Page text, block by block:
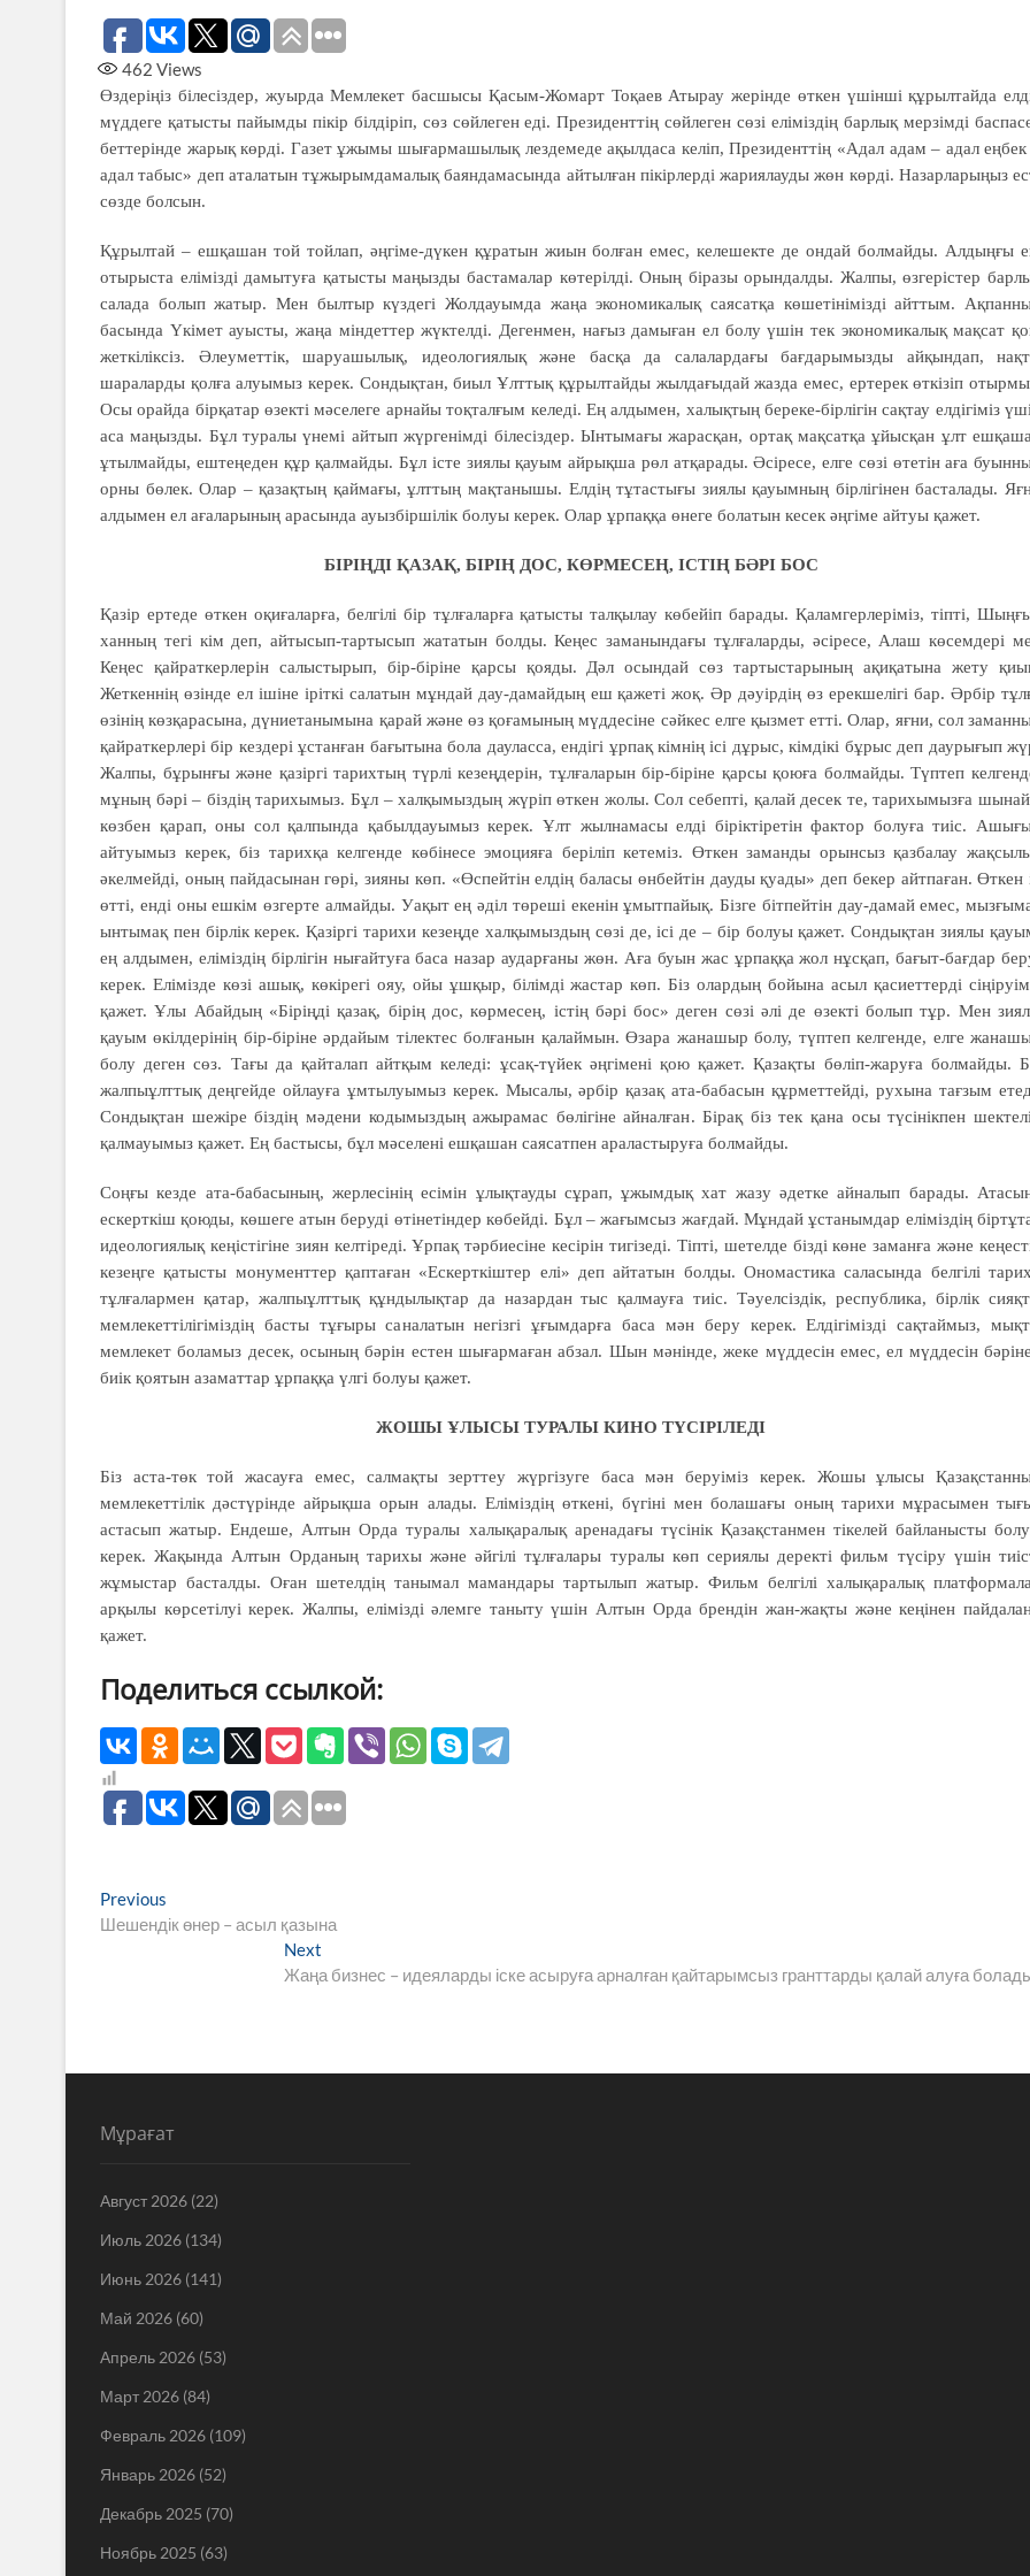
462 Views
Өздеріңіз білесіздер, жуырда Мемлекет басшысы Қасым-Жомарт Тоқаев Атырау жерінде өткен үшінші құрылтайда
мүддеге қатысты пайымды пікір білдіріп, сөз сөйлеген еді. Президенттің сөйлеген сөзі еліміздің барлық мерзімді
беттерінде жарық көрді. Газет ұжымы шығармашылық лездемеде ақылдаса келіп, Президенттің «Адал адам – адал
адал табыс» деп аталатын тұжырымдамалық баяндамасында айтылған пікірлерді жариялауды жөн көрді. Назарларыңыз
сөзде болсын.
Құрылтай – ешқашан той тойлап, әңгіме-дүкен құратын жиын болған емес, келешекте де ондай болмайды. Алдыңғы
отырыста елімізді дамытуға қатысты маңызды бастамалар көтерілді. Оның біразы орындалды. Жалпы, өзгерістер
салада болып жатыр. Мен былтыр күздегі Жолдауымда жаңа экономикалық саясатқа көшетінімізді айттым.
басында Үкімет ауысты, жаңа міндеттер жүктелді. Дегенмен, нағыз дамыған ел болу үшін тек экономикалық мақсат
жеткіліксіз. Әлеуметтік, шаруашылық, идеологиялық және басқа да салалардағы бағдарымызды айқындап,
шараларды қолға алуымыз керек. Сондықтан, биыл Ұлттық құрылтайды жылдағыдай жазда емес, ертерек өткізіп
Осы орайда бірқатар өзекті мәселеге арнайы тоқталғым келеді. Ең алдымен, халықтың береке-бірлігін сақтау елдігіміз
аса маңызды. Бұл туралы үнемі айтып жүргенімді білесіздер. Ынтымағы жарасқан, ортақ мақсатқа ұйысқан ұлт
ұтылмайды, ештеңеден құр қалмайды. Бұл істе зиялы қауым айрықша рөл атқарады. Әсіресе, елге сөзі өтетін аға
орны бөлек. Олар – қазақтың қаймағы, ұлттың мақтанышы. Елдің тұтастығы зиялы қауымның бірлігінен басталады.
алдымен ел ағаларының арасында ауызбіршілік болуы керек. Олар ұрпаққа өнеге болатын кесек әңгіме айтуы қажет.
БІРІҢДІ ҚАЗАҚ, БІРІҢ ДОС, КӨРМЕСЕҢ, ІСТІҢ БӘРІ БОС
Қазір ертеде өткен оқиғаларға, белгілі бір тұлғаларға қатысты талқылау көбейіп барады. Қаламгерлеріміз, тіпті,
ханның тегі кім деп, айтысып-тартысып жататын болды. Кеңес заманындағы тұлғаларды, әсіресе, Алаш көсемдері
Кеңес қайраткерлерін салыстырып, бір-біріне қарсы қояды. Дәл осындай сөз тартыстарының ақиқатына жету
Жеткеннің өзінде ел ішіне іріткі салатын мұндай дау-дамайдың еш қажеті жоқ. Әр дәуірдің өз ерекшелігі бар. Әрбір
өзінің көзқарасына, дүниетанымына қарай және өз қоғамының мүддесіне сәйкес елге қызмет етті. Олар, яғни, сол
қайраткерлері бір кездері ұстанған бағытына бола дауласса, ендігі ұрпақ кімнің ісі дұрыс, кімдікі бұрыс деп даурығып
Жалпы, бұрынғы және қазіргі тарихтың түрлі кезеңдерін, тұлғаларын бір-біріне қарсы қоюға болмайды. Түптеп
мұның бәрі – біздің тарихымыз. Бұл – халқымыздың жүріп өткен жолы. Сол себепті, қалай десек те, тарихымызға
көзбен қарап, оны сол қалпында қабылдауымыз керек. Ұлт жылнамасы елді біріктіретін фактор болуға тиіс.
айтуымыз керек, біз тарихқа келгенде көбінесе эмоцияға беріліп кетеміз. Өткен заманды орынсыз қазбалау
әкелмейді, оның пайдасынан гөрі, зияны көп. «Өспейтін елдің баласы өнбейтін дауды қуады» деп бекер айтпаған. Өткен
өтті, енді оны ешкім өзгерте алмайды. Уақыт ең әділ төреші екенін ұмытпайық. Бізге бітпейтін дау-дамай емес,
ынтымақ пен бірлік керек. Қазіргі тарихи кезеңде халқымыздың сөзі де, ісі де – бір болуы қажет. Сондықтан зиялы
ең алдымен, еліміздің бірлігін нығайтуға баса назар аударғаны жөн. Аға буын жас ұрпаққа жол нұсқап, бағыт-бағдар
керек. Елімізде көзі ашық, көкірегі ояу, ойы ұшқыр, білімді жастар көп. Біз олардың бойына асыл қасиеттерді
қажет. Ұлы Абайдың «Біріңді қазақ, бірің дос, көрмесең, істің бәрі бос» деген сөзі әлі де өзекті болып тұр. Мен
қауым өкілдерінің бір-біріне әрдайым тілектес болғанын қалаймын. Өзара жанашыр болу, түптеп келгенде, елге
болу деген сөз. Тағы да қайталап айтқым келеді: ұсақ-түйек әңгімені қою қажет. Қазақты бөліп-жаруға болмайды.
жалпыұлттық деңгейде ойлауға ұмтылуымыз керек. Мысалы, әрбір қазақ ата-бабасын құрметтейді, рухына тағзым
Сондықтан шежіре біздің мәдени кодымыздың ажырамас бөлігіне айналған. Бірақ біз тек қана осы түсінікпен
қалмауымыз қажет. Ең бастысы, бұл мәселені ешқашан саясатпен араластыруға болмайды.
Соңғы кезде ата-бабасының, жерлесінің есімін ұлықтауды сұрап, ұжымдық хат жазу әдетке айналып барады.
ескерткіш қоюды, көшеге атын беруді өтінетіндер көбейді. Бұл – жағымсыз жағдай. Мұндай ұстанымдар еліміздің
идеологиялық кеңістігіне зиян келтіреді. Ұрпақ тәрбиесіне кесірін тигізеді. Тіпті, шетелде бізді көне заманға және
кезеңге қатысты монументтер қаптаған «Ескерткіштер елі» деп айтатын болды. Ономастика саласында белгілі
тұлғалармен қатар, жалпыұлттық құндылықтар да назардан тыс қалмауға тиіс. Тәуелсіздік, республика, бірлік
мемлекеттілігіміздің басты тұғыры саналатын негізгі ұғымдарға баса мән беру керек. Елдігімізді сақтаймыз,
мемлекет боламыз десек, осының бәрін естен шығармаған абзал. Шын мәнінде, жеке мүддесін емес, ел мүддесін
биік қоятын азаматтар ұрпаққа үлгі болуы қажет.
ЖОШЫ ҰЛЫСЫ ТУРАЛЫ КИНО ТҮСІРІЛЕДІ
Біз аста-төк той жасауға емес, салмақты зерттеу жүргізуге баса мән беруіміз керек. Жошы ұлысы
мемлекеттілік дәстүрінде айрықша орын алады. Еліміздің өткені, бүгіні мен болашағы оның тарихи мұрасымен
астасып жатыр. Ендеше, Алтын Орда туралы халықаралық аренадағы түсінік Қазақстанмен тікелей байланысты
керек. Жақында Алтын Орданың тарихы және әйгілі тұлғалары туралы көп сериялы деректі фильм түсіру үшін
жұмыстар басталды. Оған шетелдің танымал мамандары тартылып жатыр. Фильм белгілі халықаралық
арқылы көрсетілуі керек. Жалпы, елімізді әлемге таныту үшін Алтын Орда брендін жан-жақты және кеңінен
қажет.
Поделиться ссылкой:
Навигация
по
Previous
post:
Шешендік өнер – асыл қазына
Next
post:
Жаңа бизнес – идеяларды іске асыруға арналған қайтарымсыз гранттарды қалай алуға
Мұрағат
Август 2026 (22)
Июль 2026 (134)
Июнь 2026 (141)
Май 2026 (60)
Апрель 2026 (53)
Март 2026 (84)
Февраль 2026 (109)
Январь 2026 (52)
Декабрь 2025 (70)
Ноябрь 2025 (63)